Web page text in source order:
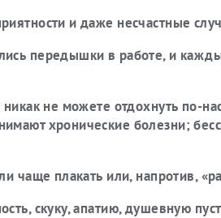
и даже несчастные
передышки в работе, и
не можете отдохнуть по-
хронические болезни;
плакать или, напротив,
скуку, апатию, душевную